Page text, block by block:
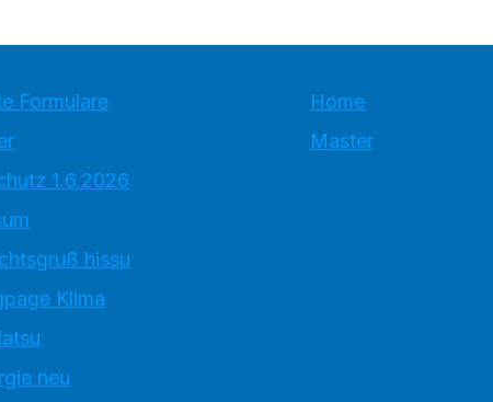
Formulare
1.6.2026
hissu
Klima
neu
Home
Master